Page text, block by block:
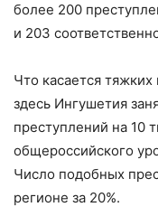
более 200
и 203
Что касается
здесь Ингушетия
преступлений на 10
общероссийского
Число подобных
регионе за 20%.